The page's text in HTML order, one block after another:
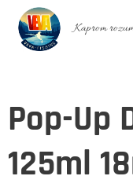
Kaprom
Pop-Up
125ml